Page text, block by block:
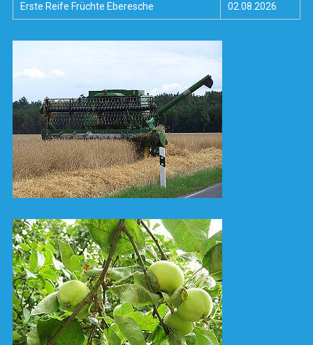
Erste Reife Früchte Eberesche 02.08.2026